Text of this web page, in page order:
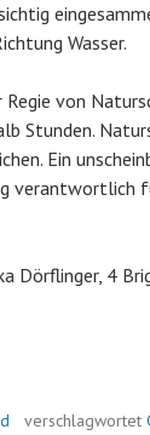
Wasser.
von
Stunden.
Ein
verantwortlich
Dörflinger, 4
verschlagwortet